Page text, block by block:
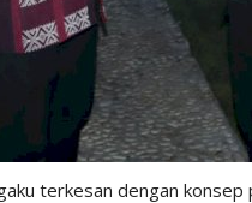
terkesan dengan